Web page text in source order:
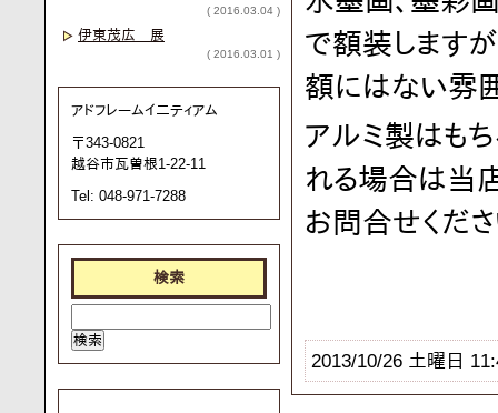
で額装します
額にはない雰
アルミ製はも
れる場合は当
お問合せくださ
2013/10/26 土曜日
( 2016.03.04 )
伊東茂広 展
( 2016.03.01 )
アドフレームイ二ティアム
〒343-0821
越谷市瓦曽根1-22-11
Tel: 048-971-7288
検索